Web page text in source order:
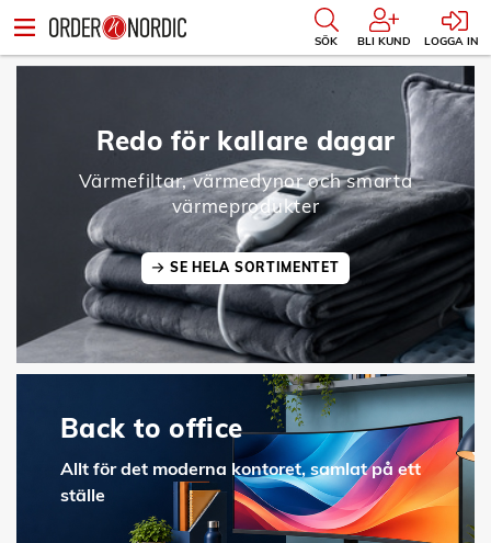
SÖK BLI KUND LOGGA IN
Redo för kallare dagar
Värmefiltar, värmedynor och smarta
värmeprodukter
SE HELA SORTIMENTET
Back to office
Allt för det moderna kontoret, samlat på ett
ställe